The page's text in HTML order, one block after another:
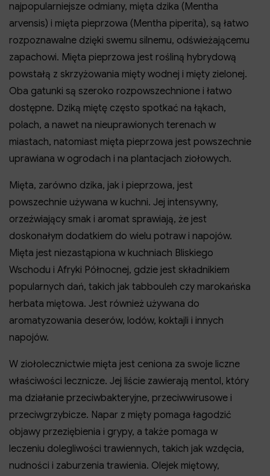
najpopularniejsze odmiany, mięta dzika (Mentha
arvensis) i mięta pieprzowa (Mentha piperita), są łatwo
rozpoznawalne dzięki swemu silnemu, odświeżającemu
zapachowi. Mięta pieprzowa jest rośliną hybrydową
powstałą z skrzyżowania mięty wodnej i mięty zielonej.
Oba gatunki są szeroko rozpowszechnione i łatwo
dostępne. Dziką miętę często spotkać na łąkach,
polach, a nawet na nieuprawionych terenach w
miastach, natomiast mięta pieprzowa jest powszechnie
uprawiana w ogrodach i na plantacjach ziołowych.
Mięta, zarówno dzika, jak i pieprzowa, jest
powszechnie używana w kuchni. Jej intensywny,
orzeźwiający smak i aromat sprawiają, że jest
doskonałym dodatkiem do wielu potraw i napojów.
Mięta jest niezastąpiona w kuchniach Bliskiego
Wschodu i Afryki Północnej, gdzie jest składnikiem
popularnych dań, takich jak tabbouleh czy marokańska
herbata miętowa. Jest również używana do
aromatyzowania deserów, lodów, koktajli i innych
napojów.
W ziołolecznictwie mięta jest ceniona za swoje liczne
właściwości lecznicze. Jej liście zawierają mentol, który
ma działanie przeciwbakteryjne, przeciwwirusowe i
przeciwgrzybicze. Napar z mięty pomaga łagodzić
objawy przeziębienia i grypy, a także pomaga w
leczeniu dolegliwości trawiennych, takich jak wzdęcia,
nudności i zaburzenia trawienia. Olejek miętowy,